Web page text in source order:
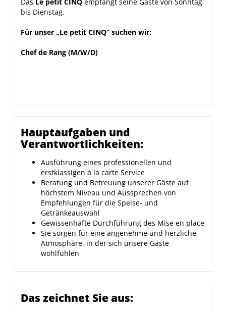
bis Dienstag.
Für unser „Le petit CINQ“ suchen wir:
Chef de Rang (M/W/D)
Hauptaufgaben und
Verantwortlichkeiten:
Ausführung eines professionellen und
erstklassigen à la carte Service
Beratung und Betreuung unserer Gäste auf
höchstem Niveau und Aussprechen von
Empfehlungen für die Speise- und
Getränkeauswahl
Gewissenhafte Durchführung des Mise en place
Sie sorgen für eine angenehme und herzliche
Atmosphäre, in der sich unsere Gäste
wohlfühlen
Das zeichnet Sie aus: